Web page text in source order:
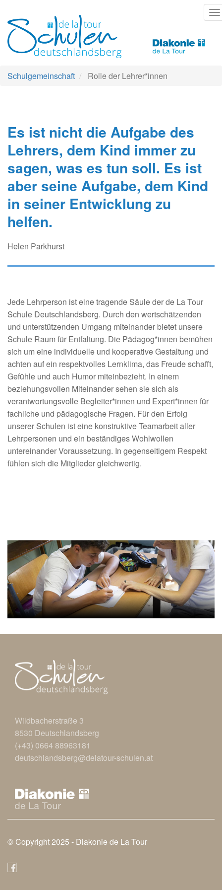
zum
Inhalt
Schulgemeinschaft Rolle der Lehrer*innen
Es ist nicht die Aufgabe des
Lehrers, dem Kind immer zu
sagen, was es tun soll. Es ist
aber seine Aufgabe, dem Kind
in seiner Entwicklung zu
helfen.
Helen Parkhurst
Jede Lehrperson ist eine tragende Säule der de La Tour
Schule Deutschlandsberg. Durch den wertschätzenden
und unterstützenden Umgang miteinander bietet unsere
Schule Raum für Entfaltung. Die Pädagog*innen bemühen
sich um eine individuelle und kooperative Gestaltung und
achten auf ein respektvolles Lernklima, das Freude schafft,
Gefühle und auch Humor miteinbezieht. In einem
beziehungsvollen Miteinander sehen sie sich als
verantwortungsvolle Begleiter*innen und Expert*innen für
fachliche und pädagogische Fragen. Für den Erfolg
unserer Schulen ist eine konstruktive Teamarbeit aller
Lehrpersonen und ein beständiges Wohlwollen
untereinander Voraussetzung. In gegenseitigem Respekt
fühlen sich die Mitglieder gleichwertig.
Wildbacherstraße 3
8530 Deutschlandsberg
(+43) 0664 88963181
deutschlandsberg@delatour-schulen.at
© Copyright 2025 - Diakonie de La Tour